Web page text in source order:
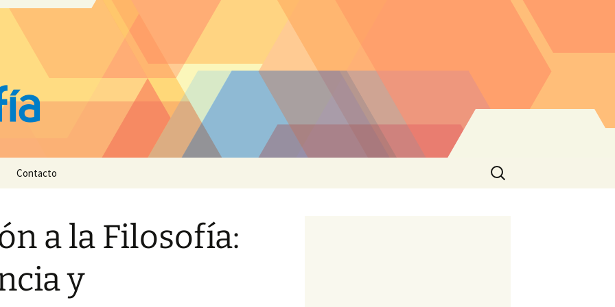
Contacto
Buscar:
a la Filosofía:
y